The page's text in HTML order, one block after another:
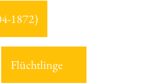
1872)
Flüchtlinge